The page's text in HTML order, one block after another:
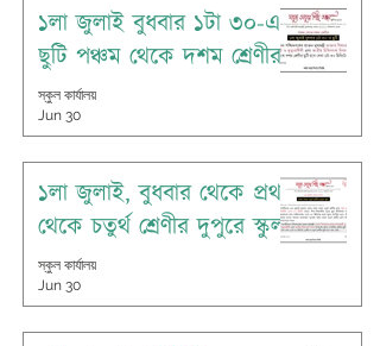
১লা জুলাই বুধবার ১টা ৩০-এ
ছুটি পঞ্চম থেকে দশম শ্রেণীর
স্কুল কার্যালয়
Jun 30
১লা জুলাই, বুধবার থেকে প্রথম
থেকে চতুর্থ শ্রেণীর দুপুরে স্কুল
স্কুল কার্যালয়
Jun 30